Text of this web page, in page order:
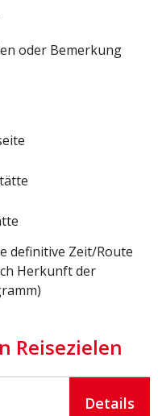
oder Bemerkung
definitive Zeit/Route
Herkunft der
Reisezielen
Details